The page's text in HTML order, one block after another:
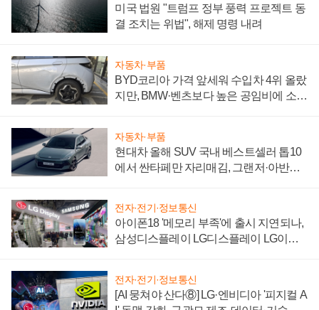
미국 법원 "트럼프 정부 풍력 프로젝트 동
결 조치는 위법", 해제 명령 내려
자동차·부품
BYD코리아 가격 앞세워 수입차 4위 올랐
지만, BMW·벤츠보다 높은 공임비에 소비
자동차·부품
현대차 올해 SUV 국내 베스트셀러 톱10
에서 싼타페만 자리매김, 그랜저·아반떼
전자·전기·정보통신
아이폰18 '메모리 부족'에 출시 지연되나,
삼성디스플레이 LG디스플레이 LG이노
전자·전기·정보통신
[AI 뭉쳐야 산다⑧] LG·엔비디아 '피지컬 A